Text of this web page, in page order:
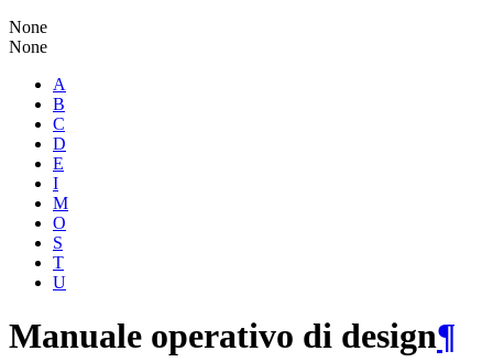
None
None
A
B
C
D
E
I
M
O
S
T
U
Manuale operativo di design¶